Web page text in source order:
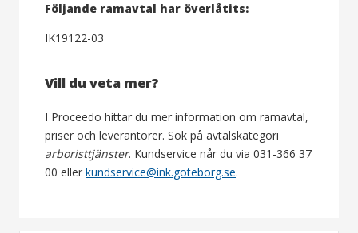
Följande ramavtal har överlåtits:
IK19122-03
Vill du veta mer?
I Proceedo hittar du mer information om ramavtal,
priser och leverantörer. Sök på avtalskategori
arboristtjänster. Kundservice når du via 031-366 37
00 eller kundservice@ink.goteborg.se.